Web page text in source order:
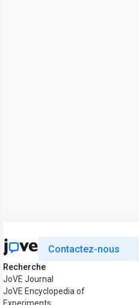
Contactez-nous
Recherche
JoVE Journal
JoVE Encyclopedia of